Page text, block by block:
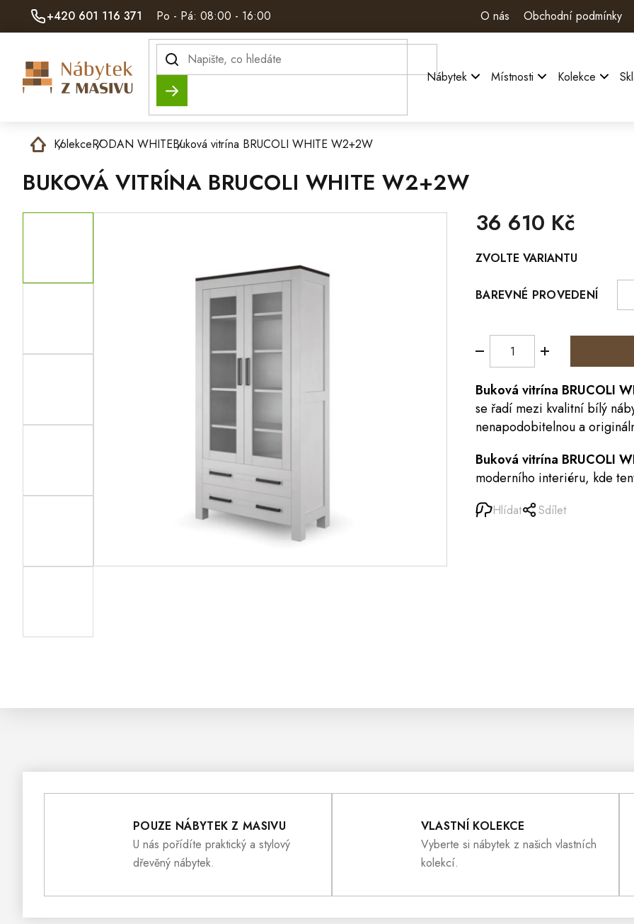
+420 601 116 371 Po - Pá: 08:00 - 16:00 O nás Obchodní podmínky
Hledat Nábytek Místnosti Kolekce
DomůKolekceRODAN WHITEBuková vitrína BRUCOLI WHITE W2+2W
BUKOVÁ VITRÍNA BRUCOLI WHITE W2+2W
36 610 Kč
cena:
ZVOLTE VARIANTU
BAREVNÉ PROVEDENÍ
Buková vitrína BRUCOLI
se řadí mezi kvalitní bílý
nenapodobitelnou a
Buková vitrína BRUCOLI
moderního interiéru, kde
Hlídat Sdílet
POUZE NÁBYTEK Z MASIVU
U nás pořídíte praktický a stylový
dřevěný nábytek.
VLASTNÍ KOLEKCE
Vyberte si nábytek z našich vlastních
kolekcí.